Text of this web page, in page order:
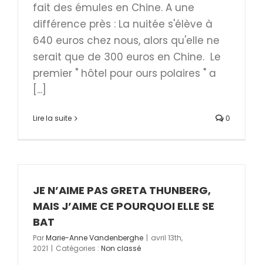
fait des émules en Chine. A une
différence près : La nuitée s'élève à
640 euros chez nous, alors qu'elle ne
serait que de 300 euros en Chine. Le
premier " hôtel pour ours polaires " a
[...]
Lire la suite 0
JE N’AIME PAS GRETA THUNBERG,
MAIS J’AIME CE POURQUOI ELLE SE
BAT
ParMarie-Anne Vandenberghe | avril 13th,
2021 | Catégories : Non classé